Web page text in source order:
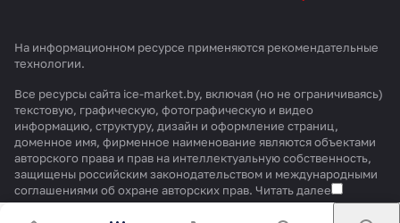
На информационном ресурсе применяются рекомендательные
технологии.
Все ресурсы сайта ice-market.by, включая (но не ограничиваясь)
текстовую, графическую, фотографическую и видео
информацию, структуру, дизайн и оформление страниц,
доменное имя, фирменное наименование являются объектами
авторского права и прав на интеллектуальную собственность,
защищены российским законодательством и международными
соглашениями об охране авторских прав. Читать далее